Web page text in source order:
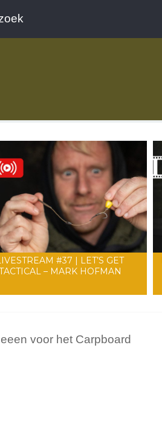
#37 | LET’S GET
– MARK HOFMAN
voor het Carpboard
zoeken